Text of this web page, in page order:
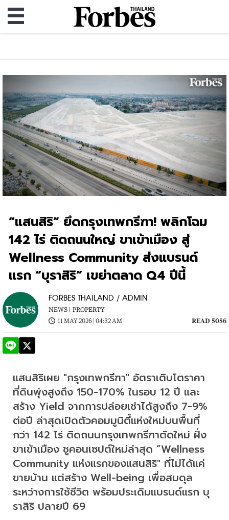
“แสนสิริ” ยึดกรุงเทพกรีฑา! พลิกโฉม
142 ไร่ ติดถนนใหญ่ ขาเข้าเมือง สู่
Wellness Community ส่งแบรนด์
แรก “บุราสิริ” เขย่าตลาด Q4 ปีนี้
FORBES THAILAND / ADMIN
NEWS | PROPERTY
11 MAY 2026 | 04:32 AM
READ 5056
แสนสิริเผย "กรุงเทพกรีฑา" อัตราเติบโตราคา
ที่ดินพุ่งสูงถึง 150-170% ในรอบ 12 ปี และ
สร้าง Yield จากการปล่อยเช่าได้สูงถึง 7-9%
ต่อปี ล่าสุดเปิดตัวคอมมูนิตี้แห่งใหม่บนพื้นที่
กว่า 142 ไร่ ติดถนนกรุงเทพกรีฑาตัดใหม่ ฝั่ง
ขาเข้าเมือง ชูคอนเซปต์ใหม่ล่าสุด “Wellness
Community แห่งแรกของแสนสิริ" ที่ไม่ได้แค่
ขายบ้าน แต่สร้าง Well-being เพื่อสมดุล
ระหว่างการใช้ชีวิต พร้อมประเดิมแบรนด์แรก บุ
ราสิริ ปลายปี 69